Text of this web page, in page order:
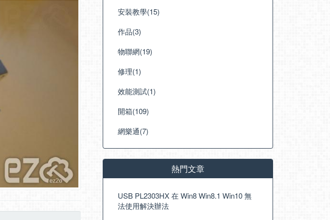
安裝教學(15)
作品(3)
物聯網(19)
修理(1)
效能測試(1)
開箱(109)
網樂通(7)
熱門文章
USB PL2303HX 在 Win8 Win8.1 Win10 無
法使用解決辦法